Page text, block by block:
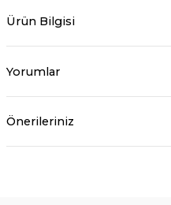
Ürün Bilgisi
Yorumlar
Önerileriniz